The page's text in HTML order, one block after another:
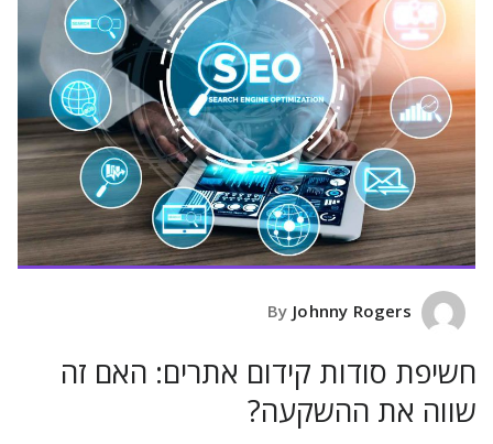
Johnny Rogers
חשיפת סודות קידום אתרים: האם זה
שווה את ההשקעה?